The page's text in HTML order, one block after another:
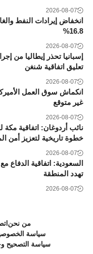
2026-08-07
انخفاض إيرادات النفط
16.8%
2026-08-07
إسبانيا تحذر إيطاليا من
تعليق اتفاقية شنغن
2026-08-07
انكماش سوق العمل
غير متوقع
2026-08-07
نائب أردوغان: اتفاقية مكة
خطوة تاريخية لتعزيز أمن
2026-08-07
السعودية: اتفاقية الدفاع
تهدد المنطقة
2026-08-07
من نحن
سياسة
سياسة التصحيح